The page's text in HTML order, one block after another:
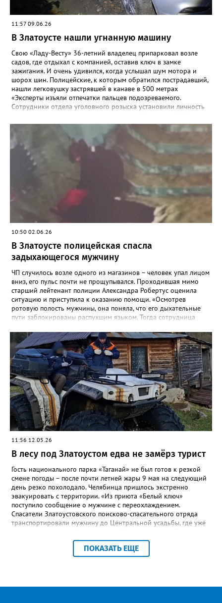
11:57 09.06.26
В Златоусте нашли угнанную машину
Свою «Ладу-Весту» 36-летний владелец припарковал возле
садов, где отдыхал с компанией, оставив ключ в замке
зажигания. И очень удивился, когда услышал шум мотора и
шорох шин. Полицейские, к которым обратился пострадавший,
нашли легковушку застрявшей в канаве в 500 метрах
«Эксперты изъяли отпечатки пальцев подозреваемого.
Сотрудники отдела уголовного розыска установили личность
рождения. Ранее он состоял на учёте в инспекции по делам
несовершеннолетних за акты вандализма. По горячим следам
подозреваемый был задержан», - рассказали в златоустовском
ОМВД. Молодой человек стал фигурантом уголовного дела по
статье об угоне, а правоохранители призвали автомобилистов
не оставлять машины надолго без внимания, тем более – с
10:50 02.06.26
В Златоусте полицейская спасла
задыхающегося мужчину
ЧП случилось возле одного из магазинов – человек упал лицом
вниз, его пульс почти не прощупывался. Проходившая мимо
старший лейтенант полиции Александра Робертус оценила
ситуацию и приступила к оказанию помощи. «Осмотрев
ротовую полость мужчины, она поняла, что его дыхательные
пути заблокированы распухшим языком. Тогда сотрудница
аккуратно вставила её в рот и зафиксировала язык. Воздух
снова пошел в лёгкие – человек задышал. Полицейский
удерживала его в таком положении до приезда скорой», -
рассказали в златоустовском ОМВД. Пострадавшего доставили
в больницу с ушибами. Руководство ГУ МВД и
Законодательное собрание области решают вопрос о
награждении Александры Робертус.
11:56 12.05.26
В лесу под Златоустом едва не замёрз турист
Гость национального парка «Таганай» не был готов к резкой
смене погоды – после почти летней жары 9 мая на следующий
день резко похолодало. Челябинца пришлось экстренно
эвакуировать с территории. «Из приюта «Белый ключ»
поступило сообщение о мужчине с переохлаждением.
Спасатели Златоустовского поисково-спасательного отряда
транспортировали мужчину до Центральной усадьбы, где уже
пресс-центре ПСС по Челябинской области. К счастью, это был
единственный инцидент за все праздничные выходные,
отметили в ПСС. Всего за время традиционного дежурства
были гости из Нижнего Тагила, Перми, Тюмени, Казани, Москвы,
ПОКАЗАТЬ ЕЩЕ